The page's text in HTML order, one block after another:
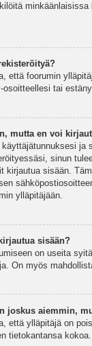
että foorumin
osoitteellesi tai
mutta en voi
ja
sinun
kirjautua sisään.
ylläpitäjään.
sisään?
on useita
On myös
joskus aiemmin,
että ylläpitäjä on
tietokantansa